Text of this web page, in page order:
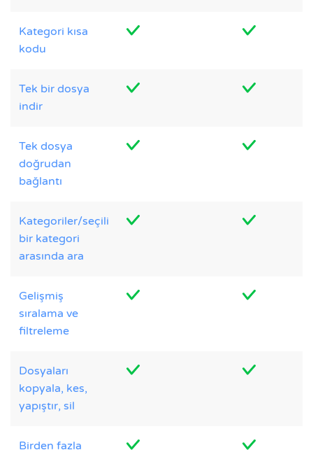
Kategori kısa
kodu
Tek bir dosya
indir
Tek dosya
doğrudan
bağlantı
Kategoriler/seçili
bir kategori
arasında ara
Gelişmiş
sıralama ve
filtreleme
Dosyaları
kopyala, kes,
yapıştır, sil
Birden fazla